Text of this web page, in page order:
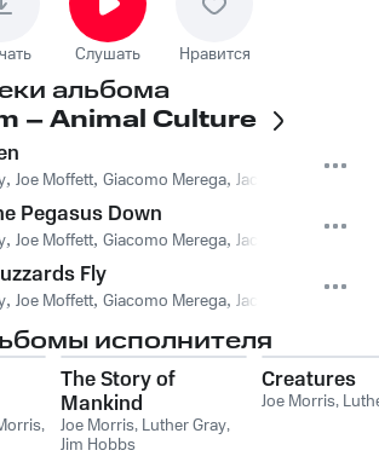
Слушать Нравится
альбома
– Animal Culture
, Joe Moffett, Giacomo Merega, Jacob William
Pegasus Down
, Joe Moffett, Giacomo Merega, Jacob William
Fly
, Joe Moffett, Giacomo Merega, Jacob William
исполнителя
,
The Story of
Mankind
Joe Morris, Luther Gray,
Jim Hobbs
Creatures
Joe Morris,